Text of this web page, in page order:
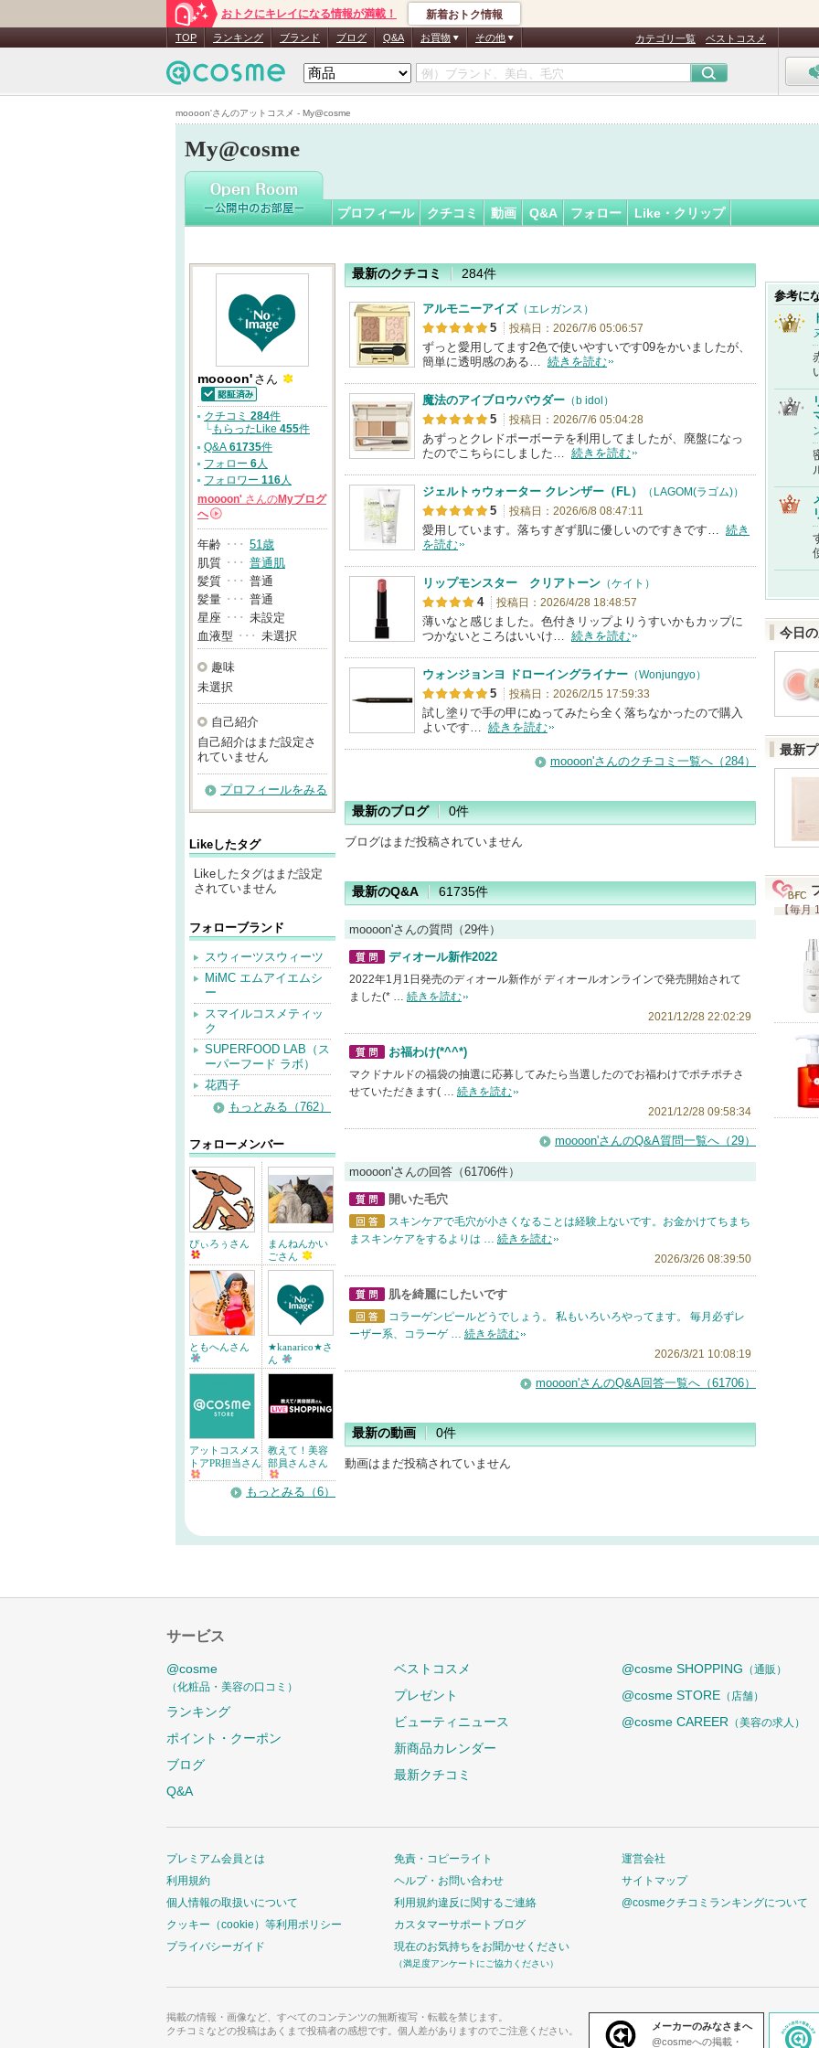
moooon'さんのアットコスメ - My@cosme
おトクにキレイになる情報が満載！ 新着おトク情報
TOP ランキング ブランド ブログ Q&A お買物 その他 カテゴリ一覧 ベストコスメ
My@cosme
moooon'さん
認
証
プロフィール クチコミ 動画 Q&A フォロー Like・クリップ
moooon' さん
認証済
クチコミ 284件
└もらったLike 455件
Q&A 61735件
フォロー 6人
フォロワー 116人
moooon' さんのMyブログ
へ
→
年齢 ･･･ 51歳
肌質 ･･･ 普通肌
髪質 ･･･ 普通
髪量 ･･･ 普通
星座 ･･･ 未設定
血液型 ･･･ 未選択
趣味
未選択
自己紹介
自己紹介はまだ設定さ
れていません
プロフィールをみる
Likeしたタグ
Likeしたタグはまだ設定
されていません
フォローブランド
スウィーツスウィーツ
MiMC エムアイエムシ
ー
スマイルコスメティッ
ク
SUPERFOOD LAB（ス
ーパーフード ラボ）
花西子
もっとみる（762）
フォローメンバー
ぴぃろぅさん
まんねんかい
ごさん
ともへんさん
★kanarico★さ
ん
アットコスメス
トアPR担当さん
教えて！美容
部員さんさん
もっとみる（6）
最新のクチコミ 284件
アルモニーアイズ （エレガンス）
5 投稿日：2026/7/6 05:06:57
ずっと愛用してます2色で使いやすいです09をかいましたが、
簡単に透明感のある… 続きを読む
魔法のアイブロウパウダー （b idol）
5 投稿日：2026/7/6 05:04:28
あずっとクレドポーボーテを利用してましたが、廃盤になっ
たのでこちらにしました… 続きを読む
ジェルトゥウォーター クレンザー（FL） （LAGOM(ラゴム)）
5 投稿日：2026/6/8 08:47:11
愛用しています。落ちすぎず肌に優しいのですきです… 続き
を読む
リップモンスター クリアトーン （ケイト）
4 投稿日：2026/4/28 18:48:57
薄いなと感じました。色付きリップよりうすいかもカップに
つかないところはいいけ… 続きを読む
ウォンジョンヨ ドローイングライナー （Wonjungyo）
5 投稿日：2026/2/15 17:59:33
試し塗りで手の甲にぬってみたら全く落ちなかったので購入
よいです… 続きを読む
moooon'さんのクチコミ一覧へ（284）
最新のブログ 0件
ブログはまだ投稿されていません
最新のQ&A 61735件
moooon'さんの質問（29件）
質問
ディオール新作2022
2022年1月1日発売のディオール新作が ディオールオンラインで発売開始されて
ました(* … 続きを読む
2021/12/28 22:02:29
質問
お福わけ(*^^*)
マクドナルドの福袋の抽選に応募してみたら当選したのでお福わけでポチポチさ
せていただきます( … 続きを読む
2021/12/28 09:58:34
moooon'さんのQ&A質問一覧へ（29）
moooon'さんの回答（61706件）
質問
開いた毛穴
回答
スキンケアで毛穴が小さくなることは経験上ないです。お金かけてちまち
まスキンケアをするよりは … 続きを読む
2026/3/26 08:39:50
質問
肌を綺麗にしたいです
回答
コラーゲンピールどうでしょう。 私もいろいろやってます。 毎月必ずレ
ーザー系、コラーゲ … 続きを読む
2026/3/21 10:08:19
moooon'さんのQ&A回答一覧へ（61706）
最新の動画 0件
動画はまだ投稿されていません
参考に
今日
最新
【毎月
サービス
@cosme
（化粧品・美容の口コミ）
ランキング
ポイント・クーポン
ブログ
Q&A
ベストコスメ
プレゼント
ビューティニュース
新商品カレンダー
最新クチコミ
@cosme SHOPPING （通販）
@cosme STORE （店舗）
@cosme CAREER （美容の求人）
プレミアム会員とは
利用規約
個人情報の取扱いについて
クッキー（cookie）等利用ポリシー
プライバシーガイド
免責・コピーライト
ヘルプ・お問い合わせ
利用規約違反に関するご連絡
カスタマーサポートブログ
現在のお気持ちをお聞かせください
（満足度アンケートにご協力ください）
運営会社
サイトマップ
@cosmeクチコミランキングについて
掲載の情報・画像など、すべてのコンテンツの無断複写・転載を禁じます。
クチコミなどの投稿はあくまで投稿者の感想です。個人差がありますのでご注意ください。
メーカーのみなさまへ
@cosmeへの掲載・